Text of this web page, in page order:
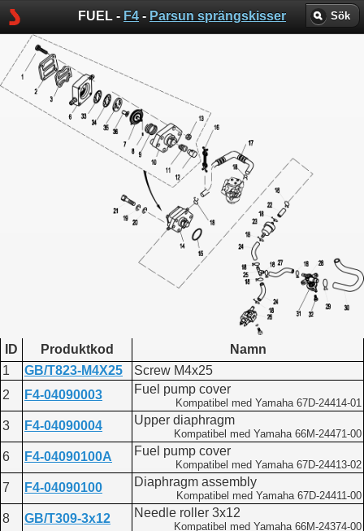
FUEL - F4 - Parsun sprängskisser Sök
ID Produktkod
Namn
1
GB/T823-M4X25
Screw M4x25
2
F4-04090003 Fuel pump cover
Kompatibel med Yamaha 67D-24414-01
3 F4-04090004 Upper diaphragm
Kompatibel med Yamaha 66M-24471-00
6 F4-04090100A Fuel pump cover
Kompatibel med Yamaha 67D-24413-02
7 F4-04090100 Diaphragm assembly
Kompatibel med Yamaha 67D-24411-00
8 GB/T309-3x12 Needle roller 3x12
Kompatibel med Yamaha 66M-24374-00